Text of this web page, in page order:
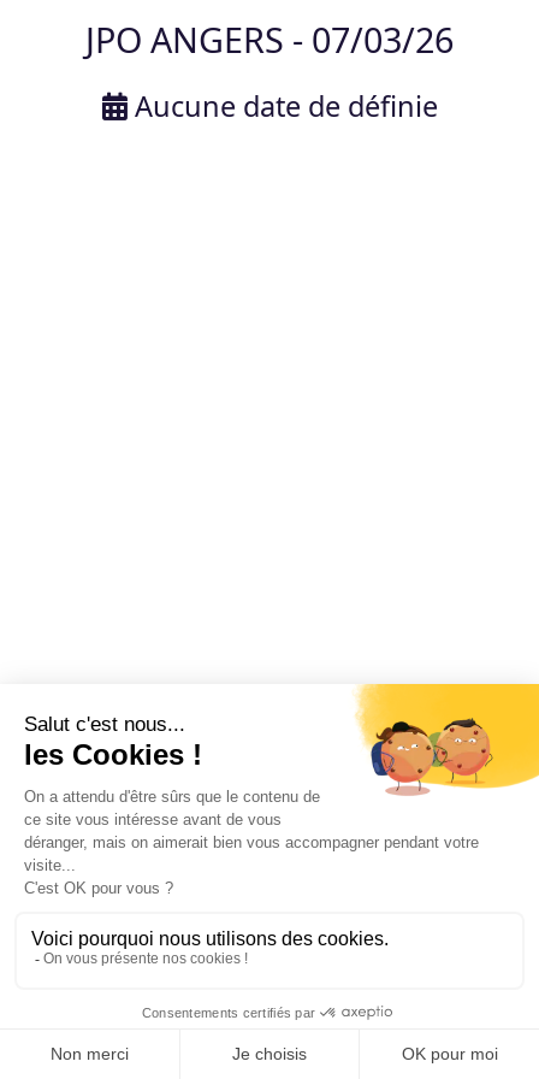
JPO ANGERS - 07/03/26
Aucune date de définie